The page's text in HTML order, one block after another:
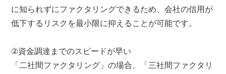
に知られずにファクタリングできるため、会社の信用が
低下するリスクを最小限に抑えることが可能です。
②資金調達までのスピードが早い
「二社間ファクタリング」の場合、「三社間ファクタリ